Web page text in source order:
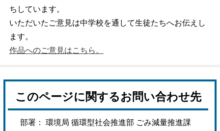
ちしています。
いただいたご意見は中学校を通して生徒たちへお伝えし
ます。
作品へのご意見はこちら。
このページに関するお問い合わせ先
部署： 環境局 循環型社会推進部 ごみ減量推進課